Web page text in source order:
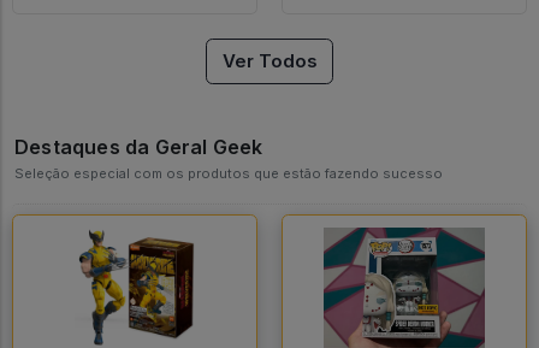
Ver Todos
Destaques da Geral Geek
Seleção especial com os produtos que estão fazendo sucesso